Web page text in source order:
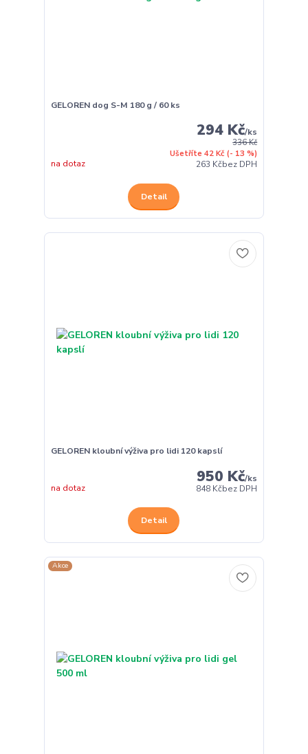
GELOREN dog S-M 180 g / 60 ks
336 Kč
Ušetříte 42 Kč (- 13 %)
294 Kč/ks
263 Kčbez DPH
na dotaz
Detail
GELOREN kloubní výživa pro lidi 120 kapslí
950 Kč/ks
848 Kčbez DPH
na dotaz
Detail
Akce